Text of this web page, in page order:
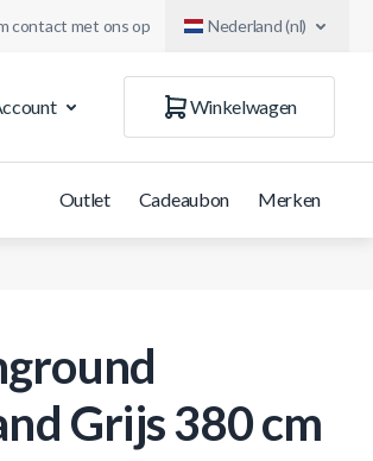
contact met ons op Nederland (nl)
Winkelwagen
Outlet Cadeaubon Merken
Grijs 380 cm